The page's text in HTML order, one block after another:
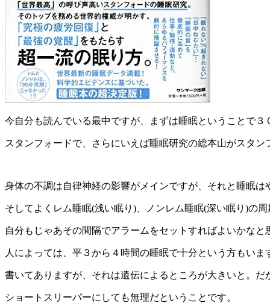
今自分も読んでいる最中ですが、まずは睡眠ということで３
スタンフォードで、さらにいえば睡眠研究の総本山がスタン
身体の不調は自律神経の影響がメインですが、それと睡眠は
そしてよくレム睡眠(浅い眠り)、ノンレム睡眠(深い眠り)の周
自分もじゃあその間隔でアラームをセットすればよいかな
人によっては、平３から４時間の睡眠で十分という方もいま
書いてありますが、それは遺伝によるところが大きいと。
ショートスリーパーにしても無理だということです。